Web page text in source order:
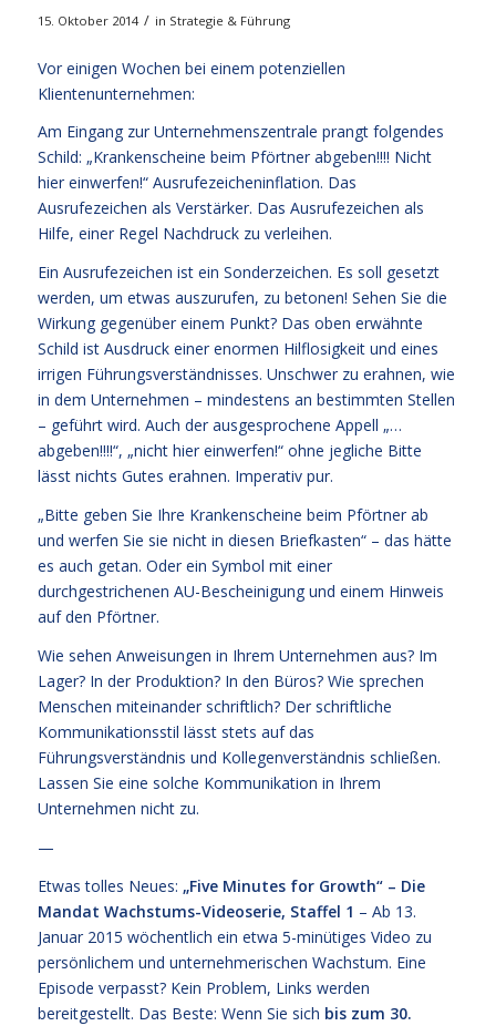
15. Oktober 2014 / in Strategie & Führung
Vor einigen Wochen bei einem potenziellen
Klientenunternehmen:
Am Eingang zur Unternehmenszentrale prangt folgendes
Schild: „Krankenscheine beim Pförtner abgeben!!!! Nicht
hier einwerfen!“ Ausrufezeicheninflation. Das
Ausrufezeichen als Verstärker. Das Ausrufezeichen als
Hilfe, einer Regel Nachdruck zu verleihen.
Ein Ausrufezeichen ist ein Sonderzeichen. Es soll gesetzt
werden, um etwas auszurufen, zu betonen! Sehen Sie die
Wirkung gegenüber einem Punkt? Das oben erwähnte
Schild ist Ausdruck einer enormen Hilflosigkeit und eines
irrigen Führungsverständnisses. Unschwer zu erahnen, wie
in dem Unternehmen – mindestens an bestimmten Stellen
– geführt wird. Auch der ausgesprochene Appell „…
abgeben!!!!“, „nicht hier einwerfen!“ ohne jegliche Bitte
lässt nichts Gutes erahnen. Imperativ pur.
„Bitte geben Sie Ihre Krankenscheine beim Pförtner ab
und werfen Sie sie nicht in diesen Briefkasten“ – das hätte
es auch getan. Oder ein Symbol mit einer
durchgestrichenen AU-Bescheinigung und einem Hinweis
auf den Pförtner.
Wie sehen Anweisungen in Ihrem Unternehmen aus? Im
Lager? In der Produktion? In den Büros? Wie sprechen
Menschen miteinander schriftlich? Der schriftliche
Kommunikationsstil lässt stets auf das
Führungsverständnis und Kollegenverständnis schließen.
Lassen Sie eine solche Kommunikation in Ihrem
Unternehmen nicht zu.
—
Etwas tolles Neues: „Five Minutes for Growth“ – Die
Mandat Wachstums-Videoserie, Staffel 1 – Ab 13.
Januar 2015 wöchentlich ein etwa 5-minütiges Video zu
persönlichem und unternehmerischen Wachstum. Eine
Episode verpasst? Kein Problem, Links werden
bereitgestellt. Das Beste: Wenn Sie sich bis zum 30.